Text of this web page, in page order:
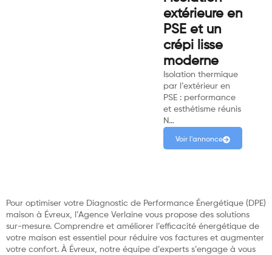
extérieure en
PSE et un
crépi lisse
moderne
Isolation thermique
par l’extérieur en
PSE : performance
et esthétisme réunis
N…
Voir l'annonce
Pour optimiser votre Diagnostic de Performance Énergétique (DPE)
maison à Évreux, l’Agence Verlaine vous propose des solutions
sur-mesure. Comprendre et améliorer l’efficacité énergétique de
votre maison est essentiel pour réduire vos factures et augmenter
votre confort. À Évreux, notre équipe d’experts s’engage à vous